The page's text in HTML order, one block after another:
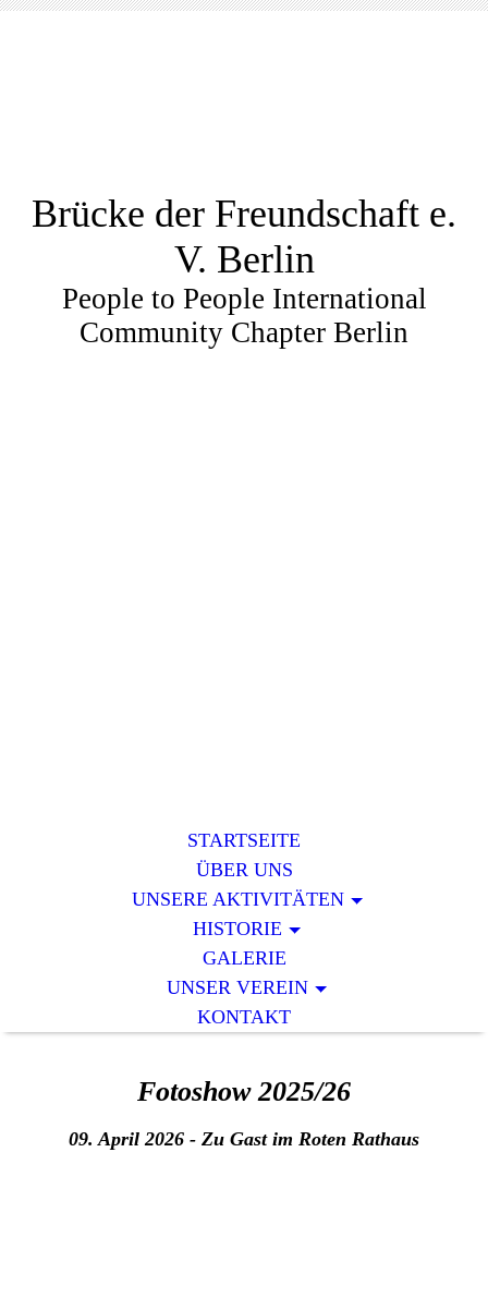
Brücke der Freundschaft e.
V. Berlin
People to People International
Community Chapter Berlin
STARTSEITE
ÜBER UNS
UNSERE AKTIVITÄTEN
HISTORIE
GALERIE
UNSER VEREIN
KONTAKT
Fotoshow 2025/26
09. April 2026 - Zu Gast im Roten Rathaus